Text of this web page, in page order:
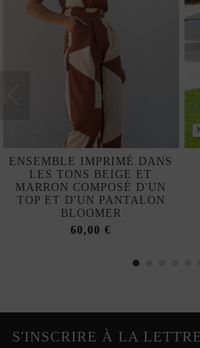
ENSEMBLE IMPRIMÉ DANS
LES TONS BEIGE ET
MARRON COMPOSÉ D'UN
TOP ET D'UN PANTALON
BLOOMER
60,00 €
S'INSCRIRE À LA